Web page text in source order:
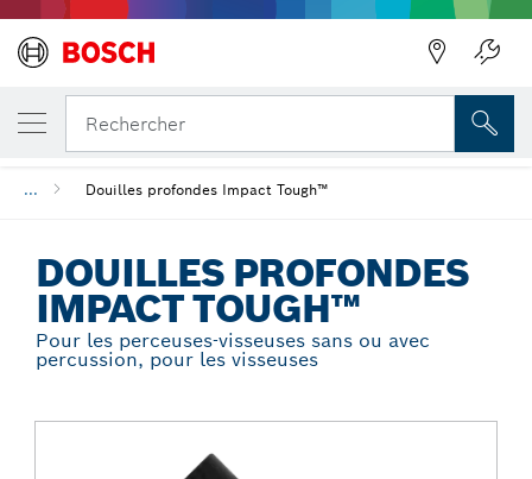
Rechercher
... Douilles profondes Impact Tough™
DOUILLES PROFONDES
IMPACT TOUGH™
Pour les perceuses-visseuses sans ou avec
percussion, pour les visseuses
VOTRE VARIANTE SÉLECTIONNÉE
Douilles profondes Impact Tough™